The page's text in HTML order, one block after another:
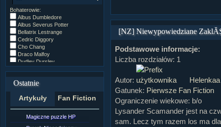
Bohaterowie:
Albus Dumbledore
Albus Severus Potter
Bellatrix Lestrange
Cedric Diggory
Cho Chang
Draco Malfoy
Dudley Dursley
Godryk Gryffindor
Helga Hufflepuff
Inne
Ostatnie
Artykuły Fan Fiction
Magiczne puzzle HP
[NZ]RozdziaÂł 10 cz...
[NZ] Niewypowiedziane
Podstawowe informacje:
Liczba rozdziałów: 1
Autor:
Helenkaa
Gatunek: Pierwsze Fan Fiction
Ograniczenie wiekowe: b/o
Lysander Scamander jest na
sam. Lecz tym razem los ma